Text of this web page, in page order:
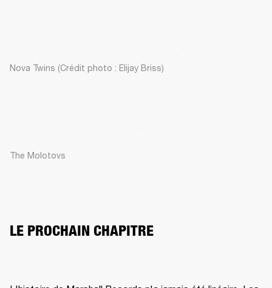
Nova Twins (Crédit photo : Elijay Briss)
The Molotovs
LE PROCHAIN CHAPITRE